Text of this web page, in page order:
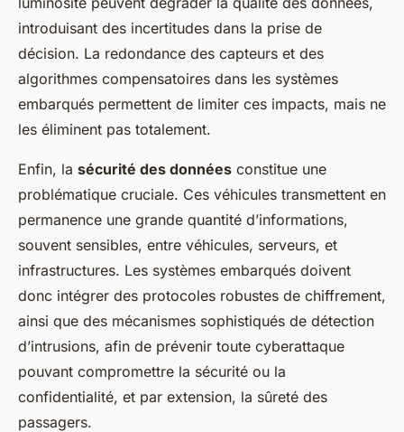
introduisant des incertitudes dans la prise de
décision. La redondance des capteurs et des
algorithmes compensatoires dans les systèmes
embarqués permettent de limiter ces impacts, mais ne
les éliminent pas totalement.
Enfin, la sécurité des données constitue une
problématique cruciale. Ces véhicules transmettent en
permanence une grande quantité d’informations,
souvent sensibles, entre véhicules, serveurs, et
infrastructures. Les systèmes embarqués doivent
donc intégrer des protocoles robustes de chiffrement,
ainsi que des mécanismes sophistiqués de détection
d’intrusions, afin de prévenir toute cyberattaque
pouvant compromettre la sécurité ou la
confidentialité, et par extension, la sûreté des
passagers.